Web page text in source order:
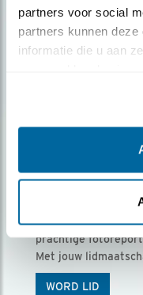
partners voor social
partners kunnen
informatie die u aan
Ontvang 5 x
Vogels is het
prachtige
Met jouw
WORD LID